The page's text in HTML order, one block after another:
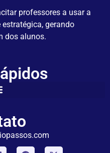
professores a usar a
gerando
dos alunos.